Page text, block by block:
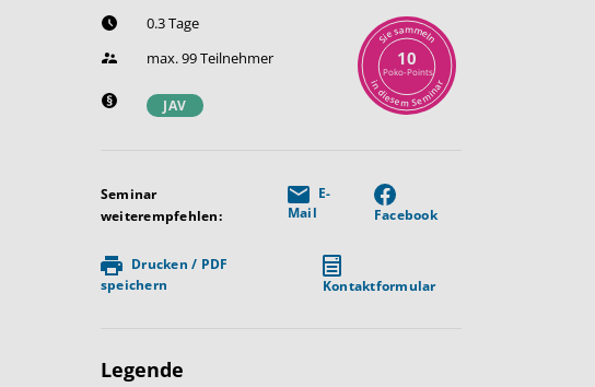
0.3 Tage
max. 99 Teilnehmer
JAV
i
n
d
iesemSemi
n
a
r
S
iesammel
n
10
Poko-Points
Seminar
weiterempfehlen:
E-
Mail
Facebook
Drucken / PDF
speichern
Kontaktformular
Legende